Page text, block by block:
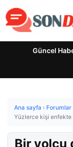
Güncel
Ana sayfa › Forumlar
Yüzlerce kişi enfekte
Bir yolcu